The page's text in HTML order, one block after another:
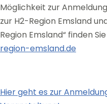
Möglichkeit zur
zur H2-Region Emsland
Region Emsland“ finden
region-emsland.de
Hier geht es zur